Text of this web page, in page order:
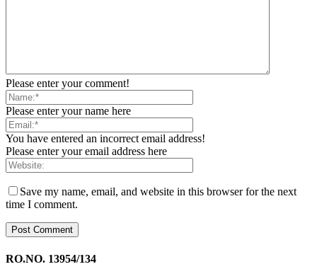
Please enter your comment!
Please enter your name here
You have entered an incorrect email address!
Please enter your email address here
Save my name, email, and website in this browser for the next
time I comment.
RO.NO. 13954/134